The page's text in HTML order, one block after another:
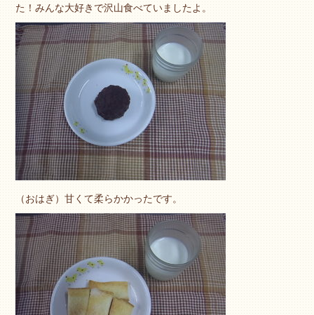
た！みんな大好きで沢山食べていましたよ。
（おはぎ）甘くて柔らかかったです。